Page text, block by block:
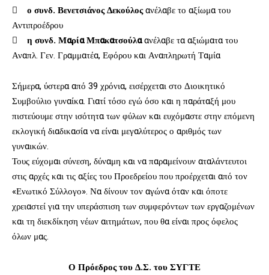
 ο συνδ. Βενετσιάνος Δεκούλοςανέλαβε το αξίωμα του
Αντιπροέδρου
 η συνδ. Μαρία Μπακατσούλαανέλαβε τα αξιώματα του
Αναπλ. Γεν. Γραμματέα, Εφόρου και Αναπληρωτή Ταμία
Σήμερα, ύστερα από 39 χρόνια, εισέρχεται στο Διοικητικό
Συμβούλιο γυναίκα. Γιατί τόσο εγώ όσο και η παράταξή μου
πιστεύουμε στην ισότητα των φύλων και ευχόμαστε στην επόμενη
εκλογική διαδικασία να είναι μεγαλύτερος ο αριθμός των
γυναικών.
Τους εύχομαι σύνεση, δύναμη και να παραμείνουν αταλάντευτοι
στις αρχές και τις αξίες του Προεδρείου που προέρχεται από τον
«Ενωτικό Σύλλογο». Να δίνουν τον αγώνα όταν και όποτε
χρειαστεί για την υπεράσπιση των συμφερόντων των εργαζομένων
και τη διεκδίκηση νέων αιτημάτων, που θα είναι προς όφελος
όλων μας.
Ο Πρόεδρος του Δ.Σ. του ΣΥΓΤΕ